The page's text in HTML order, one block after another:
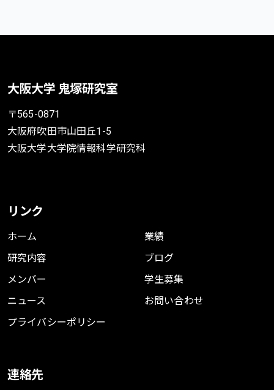
Seiji Maekawa,Yuya Sasaki,George Fletcher,
2022年9月
Graphs with Community Structure
Seiji Maekawa Jianpeng Zhang
George Fletcher
Makoto Onizuka
ECML PKDD, Graph Embedding and Mining
2019年9月
大阪大学 鬼塚研究室
〒565-0871
大阪府吹田市山田丘1-5
大阪大学大学院情報科学研究科
リンク
ホーム
研究内容
メンバー
ニュース
プライバシーポリシー
業績
ブログ
学生募集
お問い合わせ
連絡先